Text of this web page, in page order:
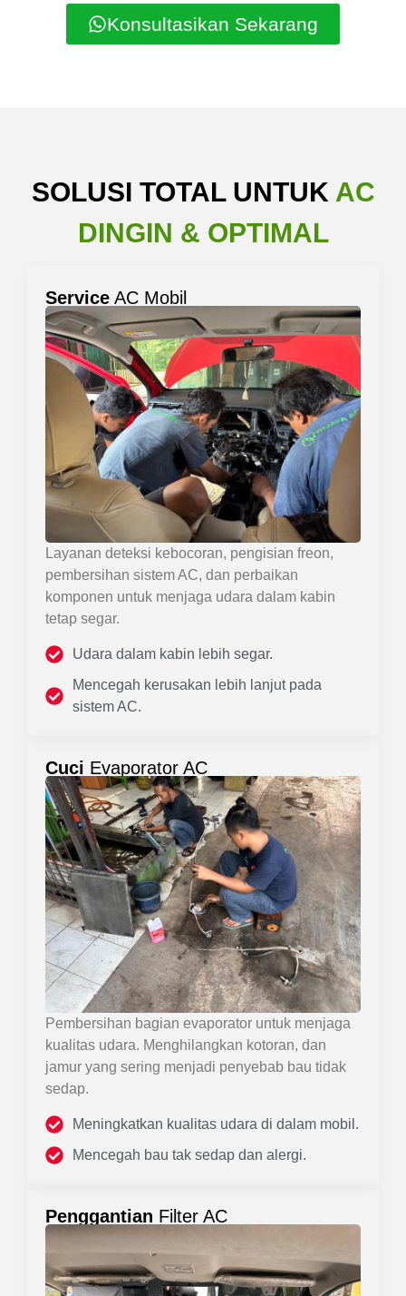
Konsultasikan Sekarang
SOLUSI TOTAL UNTUK AC
DINGIN & OPTIMAL
Service AC Mobil
Layanan deteksi kebocoran, pengisian freon,
pembersihan sistem AC, dan perbaikan
komponen untuk menjaga udara dalam kabin
tetap segar.
Udara dalam kabin lebih segar.
Mencegah kerusakan lebih lanjut pada
sistem AC.
Cuci Evaporator AC
Pembersihan bagian evaporator untuk menjaga
kualitas udara. Menghilangkan kotoran, dan
jamur yang sering menjadi penyebab bau tidak
sedap.
Meningkatkan kualitas udara di dalam mobil.
Mencegah bau tak sedap dan alergi.
Penggantian Filter AC